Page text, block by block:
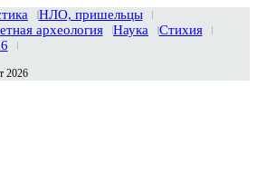
НЛО, пришельцы
археология Наука
Стихия
2026